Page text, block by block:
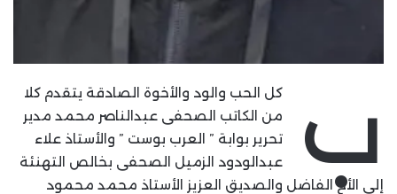
ب
كل الحب والود والأخوة الصادقة يتقدم كلا
من الكاتب الصحفى عبدالناصر محمد مدير
تحرير بوابة ” العرب بوست ” والأستاذ علاء
عبدالودود الزميل الصحفى بخالص التهنئة
إلى الأخ الفاضل والصديق العزيز الأستاذ محمد محمود